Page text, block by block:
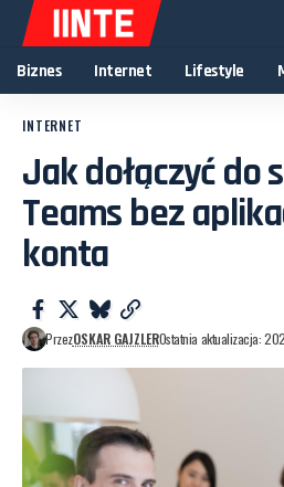
Biznes Internet Lifestyle
INTERNET
Jak dołączyć do
Teams bez
konta
PrzezOSKAR GAJZLEROstatnia aktualizacja: